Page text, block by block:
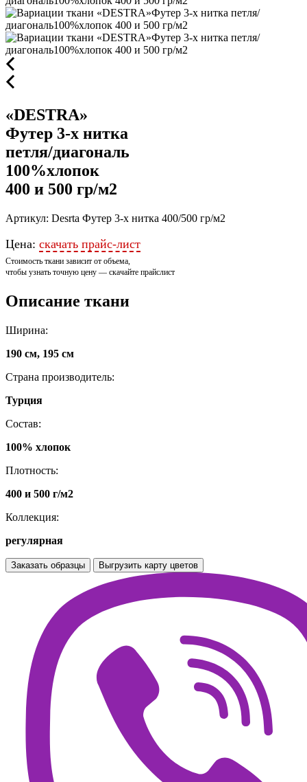
«DESTRA»
Футер 3-х нитка
петля/диагональ
100%хлопок
400 и 500 гр/м2
Артикул: Desrta Футер 3-х нитка 400/500 гр/м2
Цена: скачать прайс-лист
Стоимость ткани зависит от объема,
чтобы узнать точную цену — скачайте прайслист
Описание ткани
Ширина:
190 см, 195 см
Страна производитель:
Турция
Состав:
100% хлопок
Плотность:
400 и 500 г/м2
Коллекция:
регулярная
Заказать образцы Выгрузить карту цветов